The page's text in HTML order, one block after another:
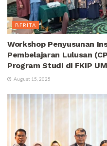
BERITA
Workshop Penyusunan
Pembelajaran Lulusan
Program Studi di FKIP
August 15, 2025